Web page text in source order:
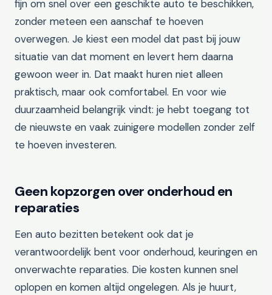
fijn om snel over een geschikte auto te beschikken,
zonder meteen een aanschaf te hoeven
overwegen. Je kiest een model dat past bij jouw
situatie van dat moment en levert hem daarna
gewoon weer in. Dat maakt huren niet alleen
praktisch, maar ook comfortabel. En voor wie
duurzaamheid belangrijk vindt: je hebt toegang tot
de nieuwste en vaak zuinigere modellen zonder zelf
te hoeven investeren.
Geen kopzorgen over onderhoud en
reparaties
Een auto bezitten betekent ook dat je
verantwoordelijk bent voor onderhoud, keuringen en
onverwachte reparaties. Die kosten kunnen snel
oplopen en komen altijd ongelegen. Als je huurt,